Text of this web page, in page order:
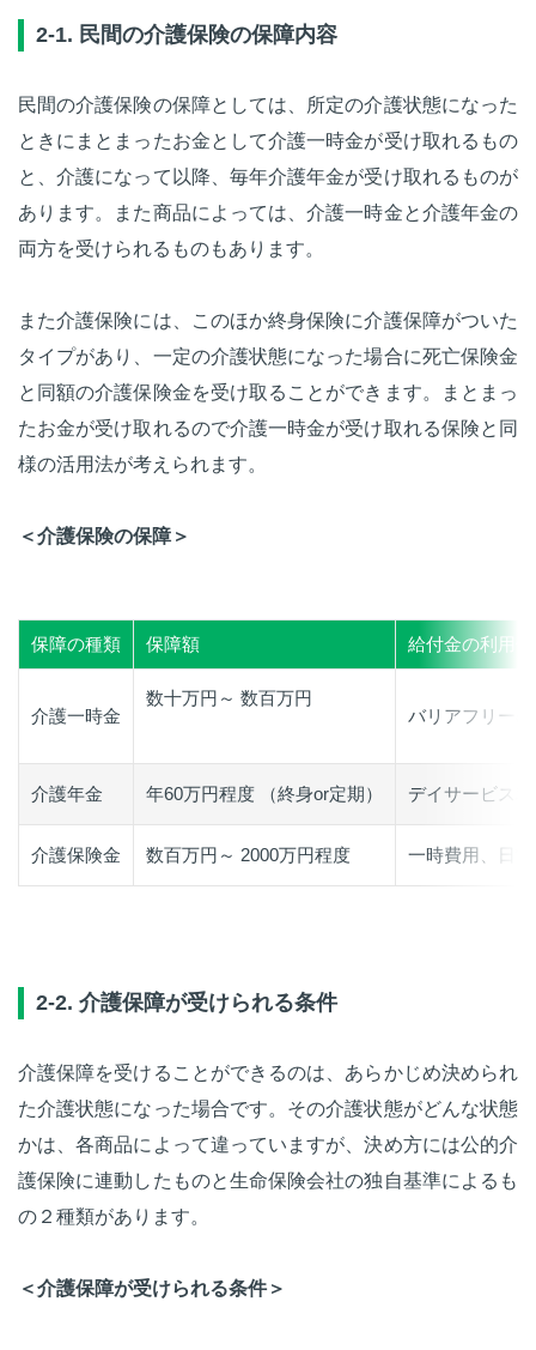
2-1. 民間の介護保険の保障内容
民間の介護保険の保障としては、所定の介護状態になった
ときにまとまったお金として介護一時金が受け取れるもの
と、介護になって以降、毎年介護年金が受け取れるものが
あります。また商品によっては、介護一時金と介護年金の
両方を受けられるものもあります。
また介護保険には、このほか終身保険に介護保障がついた
タイプがあり、一定の介護状態になった場合に死亡保険金
と同額の介護保険金を受け取ることができます。まとまっ
たお金が受け取れるので介護一時金が受け取れる保険と同
様の活用法が考えられます。
＜介護保険の保障＞
保障の種類 保障額 給付金の利用例
介護一時金
数十万円～ 数百万円
バリアフリー
介護年金 年60万円程度 （終身or定期） デイサービス
介護保険金 数百万円～ 2000万円程度 一時費用、日
2-2. 介護保障が受けられる条件
介護保障を受けることができるのは、あらかじめ決められ
た介護状態になった場合です。その介護状態がどんな状態
かは、各商品によって違っていますが、決め方には公的介
護保険に連動したものと生命保険会社の独自基準によるも
の２種類があります。
＜介護保障が受けられる条件＞